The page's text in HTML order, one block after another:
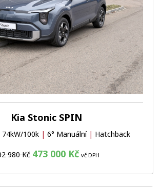
Kia Stonic SPIN
74kW/100k | 6° Manuální | Hatchback
980 Kč 473 000 Kč vč DPH